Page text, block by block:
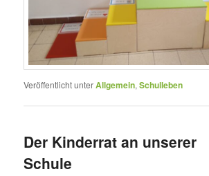
Veröffentlicht unterAllgemein,Schulleben
Der Kinderrat an unserer
Schule